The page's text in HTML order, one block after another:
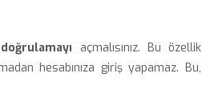
açmalısınız. Bu özellik
hesabınıza giriş yapamaz. Bu,